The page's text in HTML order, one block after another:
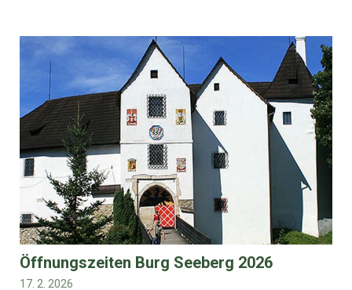
Öffnungszeiten Burg Seeberg 2026
17. 2. 2026